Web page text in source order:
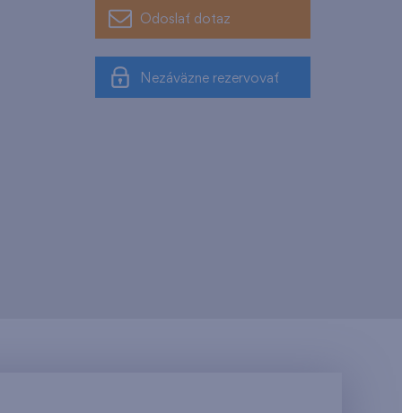
Odoslať dotaz
Nezáväzne rezervovať